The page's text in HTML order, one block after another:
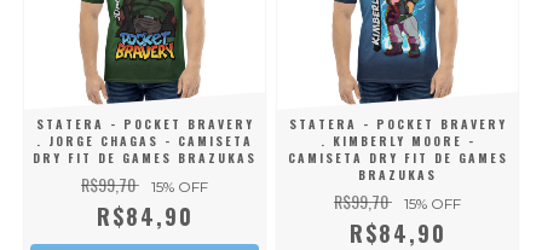
STATERA - POCKET BRAVERY
. JORGE CHAGAS - CAMISETA
DRY FIT DE GAMES BRAZUKAS
R$99,70 15% OFF
R$84,90
STATERA - POCKET BRAVERY
. KIMBERLY MOORE -
CAMISETA DRY FIT DE GAMES
BRAZUKAS
R$99,70 15% OFF
R$84,90